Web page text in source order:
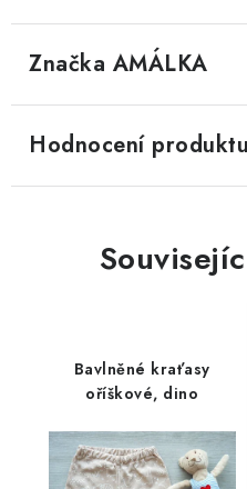
Značka AMÁLKA
Hodnocení
Bavlněné kraťasy
oříškové, dino